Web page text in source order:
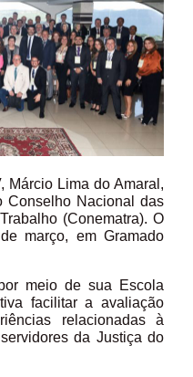
Márcio Lima do Amaral,
Conselho Nacional das
(Conematra). O
março, em Gramado
meio de sua Escola
facilitar a avaliação
relacionadas à
da Justiça do